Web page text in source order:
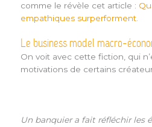
comme le révèle cet article :
empathiques surperforment.
Le business model macro-
On voit avec cette fiction, qui
motivations de certains
Un banquier a fait réfléchir les